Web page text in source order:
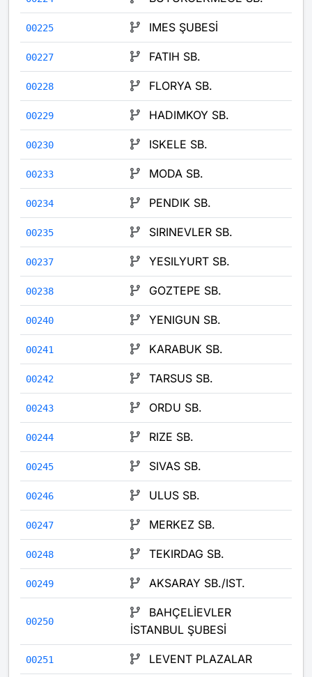
00225 IMES ŞUBESİ
00227 FATIH SB.
00228 FLORYA SB.
00229 HADIMKOY SB.
00230 ISKELE SB.
00233 MODA SB.
00234 PENDIK SB.
00235 SIRINEVLER SB.
00237 YESILYURT SB.
00238 GOZTEPE SB.
00240 YENIGUN SB.
00241 KARABUK SB.
00242 TARSUS SB.
00243 ORDU SB.
00244 RIZE SB.
00245 SIVAS SB.
00246 ULUS SB.
00247 MERKEZ SB.
00248 TEKIRDAG SB.
00249 AKSARAY SB./IST.
00250
BAHÇELİEVLER
İSTANBUL ŞUBESİ
00251 LEVENT PLAZALAR